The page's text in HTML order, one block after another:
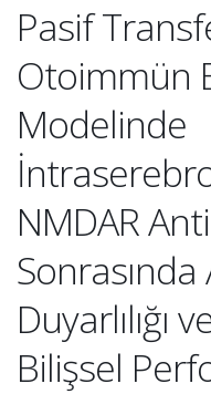
Pasif
Otoimmün
Modelinde
NMDAR
Duyarlılığı
Bilişsel